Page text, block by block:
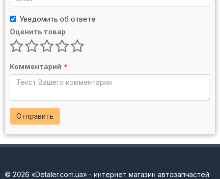
Уведомить об ответе
Оценить товар
Комментарий *
Отправить
© 2026 «Detaler.com.ua» - интернет магазин автозапчастей